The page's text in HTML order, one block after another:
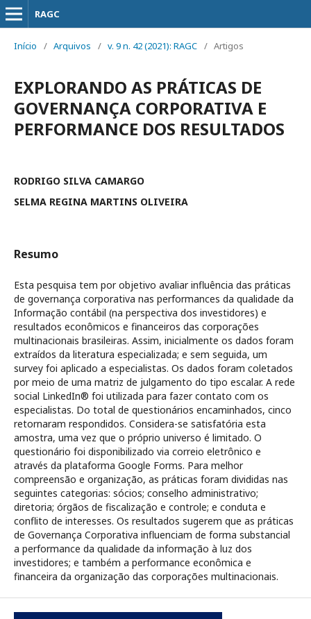
RAGC
Início / Arquivos / v. 9 n. 42 (2021): RAGC / Artigos
EXPLORANDO AS PRÁTICAS DE
GOVERNANÇA CORPORATIVA E
PERFORMANCE DOS RESULTADOS
RODRIGO SILVA CAMARGO
SELMA REGINA MARTINS OLIVEIRA
Resumo
Esta pesquisa tem por objetivo avaliar influência das práticas
de governança corporativa nas performances da qualidade da
Informação contábil (na perspectiva dos investidores) e
resultados econômicos e financeiros das corporações
multinacionais brasileiras. Assim, inicialmente os dados foram
extraídos da literatura especializada; e sem seguida, um
survey foi aplicado a especialistas. Os dados foram coletados
por meio de uma matriz de julgamento do tipo escalar. A rede
social LinkedIn® foi utilizada para fazer contato com os
especialistas. Do total de questionários encaminhados, cinco
retornaram respondidos. Considera-se satisfatória esta
amostra, uma vez que o próprio universo é limitado. O
questionário foi disponibilizado via correio eletrônico e
através da plataforma Google Forms. Para melhor
compreensão e organização, as práticas foram divididas nas
seguintes categorias: sócios; conselho administrativo;
diretoria; órgãos de fiscalização e controle; e conduta e
conflito de interesses. Os resultados sugerem que as práticas
de Governança Corporativa influenciam de forma substancial
a performance da qualidade da informação à luz dos
investidores; e também a performance econômica e
financeira da organização das corporações multinacionais.